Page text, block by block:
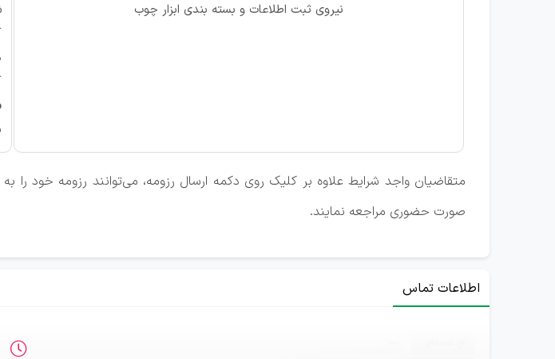
نیروی ثبت اطلاعات و بسته بندی ابزار چوب
متقاضیان واجد شرایط علاوه بر کلیک روی دکمه ارسال رزومه، می‌توانند رزومه خود
صورت حضوری مراجعه نمایند.
اطلاعات تماس